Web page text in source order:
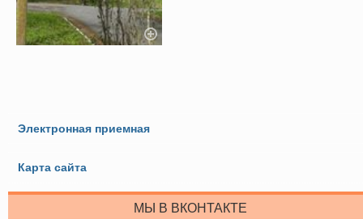
Электронная приемная
Карта сайта
МЫ В ВКОНТАКТЕ